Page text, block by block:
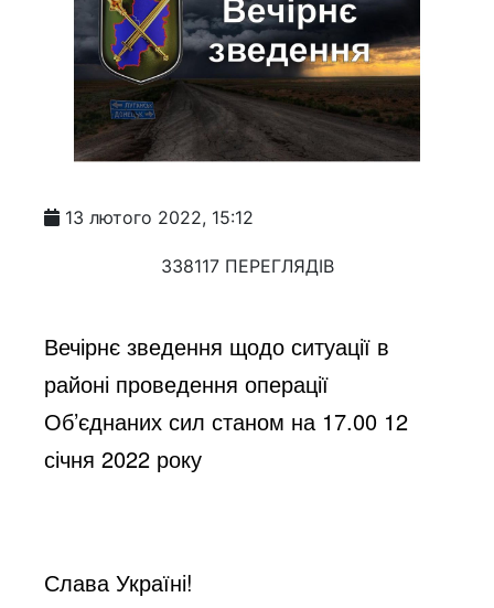
13 лютого 2022, 15:12
338117 ПЕРЕГЛЯДІВ
Вечірнє зведення щодо ситуації в
районі проведення операції
Об’єднаних сил станом на 17.00 12
січня 2022 року
Слава Україні!